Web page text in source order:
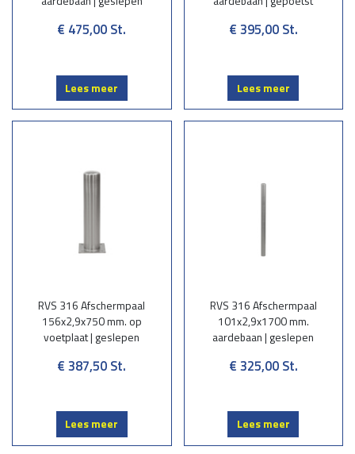
€ 475,00 St.
Lees meer
€ 395,00 St.
Lees meer
RVS 316 Afschermpaal
156x2,9x750 mm. op
voetplaat | geslepen
€ 387,50 St.
Lees meer
RVS 316 Afschermpaal
101x2,9x1700 mm.
aardebaan | geslepen
€ 325,00 St.
Lees meer